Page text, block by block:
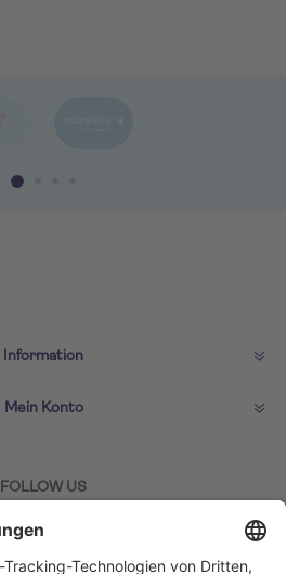
Information
Mein Konto
FOLLOW US